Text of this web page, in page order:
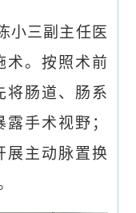
小三副主任医
术。按照术前
将肠道、肠系
手术视野；
展主动脉置换